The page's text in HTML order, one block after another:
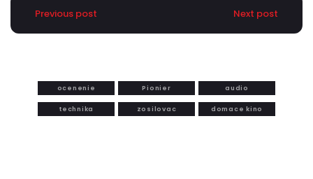
Previous post Next post
ocenenie Pionier audio
technika zosilovac domace kino